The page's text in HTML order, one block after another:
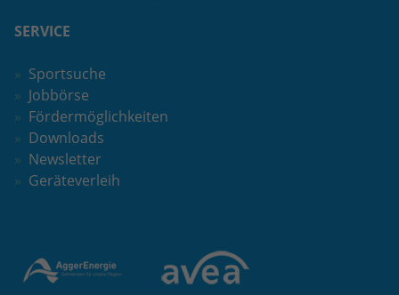
SERVICE
Sportsuche
Jobbörse
Fördermöglichkeiten
Downloads
Newsletter
Geräteverleih